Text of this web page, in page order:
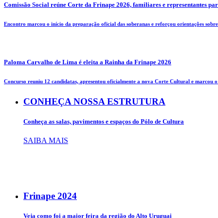
Comissão Social reúne Corte da Frinape 2026, familiares e representantes
Encontro marcou o início da preparação oficial das soberanas e reforçou orientações
Paloma Carvalho de Lima é eleita a Rainha da Frinape 2026
Concurso reuniu 12 candidatas, apresentou oficialmente a nova Corte Cultural e marcou
CONHEÇA NOSSA ESTRUTURA
Conheça as salas, pavimentos e espaços do Pólo de Cultura
SAIBA MAIS
Frinape 2024
Veja como foi a maior feira da região do Alto Uruguai